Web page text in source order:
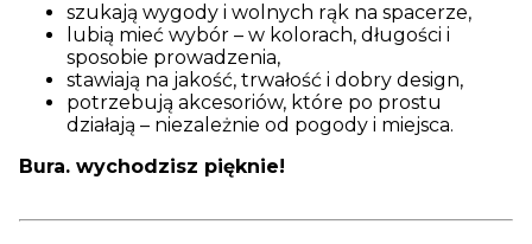
szukają wygody i wolnych rąk na spacerze,
lubią mieć wybór – w kolorach, długości i
sposobie prowadzenia,
stawiają na jakość, trwałość i dobry design,
potrzebują akcesoriów, które po prostu
działają – niezależnie od pogody i miejsca.
Bura. wychodzisz pięknie!